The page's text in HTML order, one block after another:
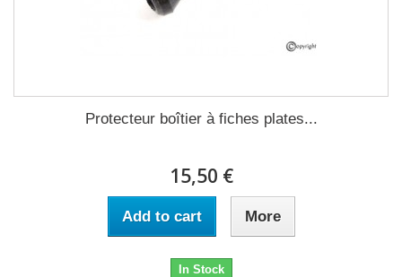
Protecteur boîtier à fiches plates...
15,50 €
Add to cart More
In Stock